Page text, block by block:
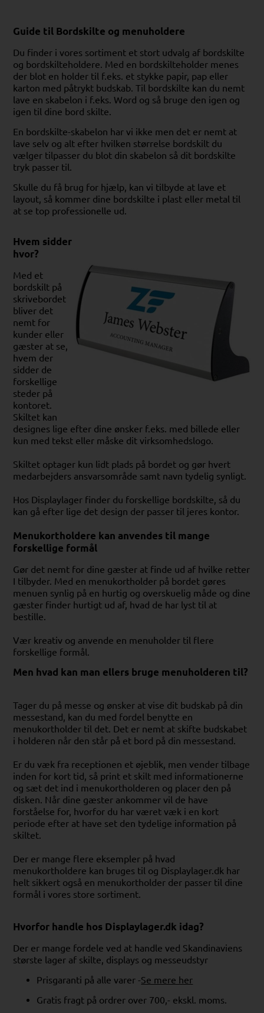
Guide til Bordskilte og menuholdere
Du finder i vores sortiment et stort udvalg af bordskilte
og bordskilteholdere. Med en bordskilteholder menes
der blot en holder til f.eks. et stykke papir, pap eller
karton med påtrykt budskab. Til bordskilte kan du nemt
lave en skabelon i f.eks. Word og så bruge den igen og
igen til dine bord skilte.
En bordskilte-skabelon har vi ikke men det er nemt at
lave selv og alt efter hvilken størrelse bordskilt du
vælger tilpasser du blot din skabelon så dit bordskilte
tryk passer til.
Skulle du få brug for hjælp, kan vi tilbyde at lave et
layout, så kommer dine bordskilte i plast eller metal til
at se top professionelle ud.
Hvem sidder
hvor?
Med et
bordskilt på
skrivebordet
bliver det
nemt for
kunder eller
gæster at se,
hvem der
sidder de
forskellige
steder på
kontoret.
Skiltet kan
designes lige efter dine ønsker f.eks. med billede eller
kun med tekst eller måske dit virksomhedslogo.
Skiltet optager kun lidt plads på bordet og gør hvert
medarbejders ansvarsområde samt navn tydelig synligt.
Hos Displaylager finder du forskellige bordskilte, så du
kan gå efter lige det design der passer til jeres kontor.
Menukortholdere kan anvendes til mange
forskellige formål
Gør det nemt for dine gæster at finde ud af hvilke retter
I tilbyder. Med en menukortholder på bordet gøres
menuen synlig på en hurtig og overskuelig måde og dine
gæster finder hurtigt ud af, hvad de har lyst til at
bestille.
Vær kreativ og anvende en menuholder til flere
forskellige formål.
Men hvad kan man ellers bruge menuholderen til?
Tager du på messe og ønsker at vise dit budskab på din
messestand, kan du med fordel benytte en
menukortholder til det. Det er nemt at skifte budskabet
i holderen når den står på et bord på din messestand.
Er du væk fra receptionen et øjeblik, men vender tilbage
inden for kort tid, så print et skilt med informationerne
og sæt det ind i menukortholderen og placer den på
disken. Når dine gæster ankommer vil de have
forståelse for, hvorfor du har været væk i en kort
periode efter at have set den tydelige information på
skiltet.
Der er mange flere eksempler på hvad
menukortholdere kan bruges til og Displaylager.dk har
helt sikkert også en menukortholder der passer til dine
formål i vores store sortiment.
Hvorfor handle hos Displaylager.dk idag?
Der er mange fordele ved at handle ved Skandinaviens
største lager af skilte, displays og messeudstyr
Prisgaranti på alle varer -Se mere her
Gratis fragt på ordrer over 700,- ekskl. moms.